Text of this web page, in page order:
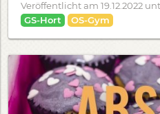
Veröffentlicht am 19.12.2022
GS-Hort
OS-Gym